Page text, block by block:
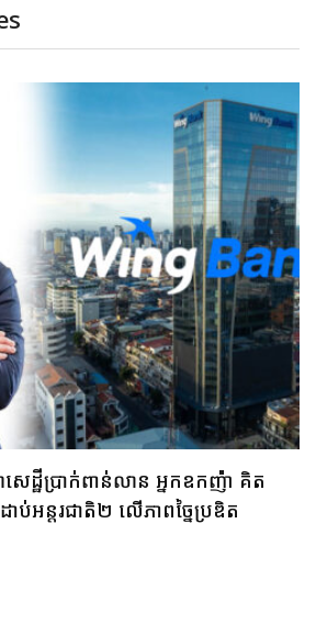
ពុជា និងក្រុមហ៊ុន អាយជី អាណា
ាពជាដៃគូយុទ្ធសាស្ត្រផ្នែកបច្ចេកវិទ្យា